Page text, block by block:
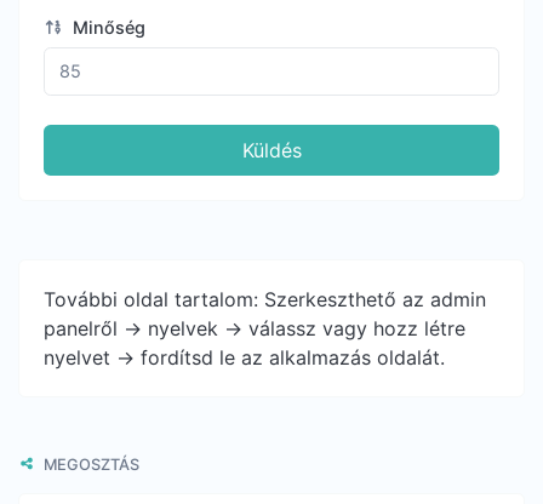
Minőség
Küldés
További oldal tartalom: Szerkeszthető az admin
panelről -> nyelvek -> válassz vagy hozz létre
nyelvet -> fordítsd le az alkalmazás oldalát.
MEGOSZTÁS